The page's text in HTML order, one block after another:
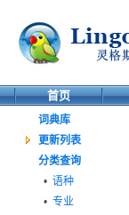
首页
词典库
更新列表
分类查询
• 语种
• 专业